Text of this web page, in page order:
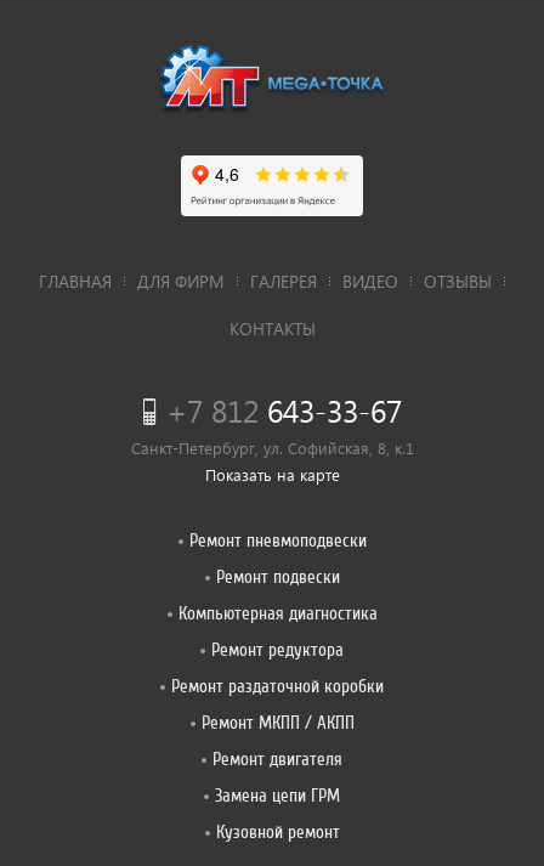
ГЛАВНАЯ ДЛЯ ФИРМ ГАЛЕРЕЯ ВИДЕО ОТЗЫВЫ
КОНТАКТЫ
+7 812 643-33-67
Санкт-Петербург, ул. Софийская, 8, к.1
Показать на карте
Ремонт пневмоподвески
Ремонт подвески
Компьютерная диагностика
Ремонт редуктора
Ремонт раздаточной коробки
Ремонт МКПП / АКПП
Ремонт двигателя
Замена цепи ГРМ
Кузовной ремонт